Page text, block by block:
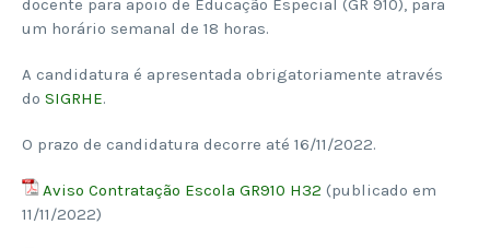
um horário semanal de 18 horas.
A candidatura é apresentada obrigatoriamente através
do SIGRHE.
O prazo de candidatura decorre até 16/11/2022.
Aviso Contratação Escola GR910 H32 (publicado em
11/11/2022)